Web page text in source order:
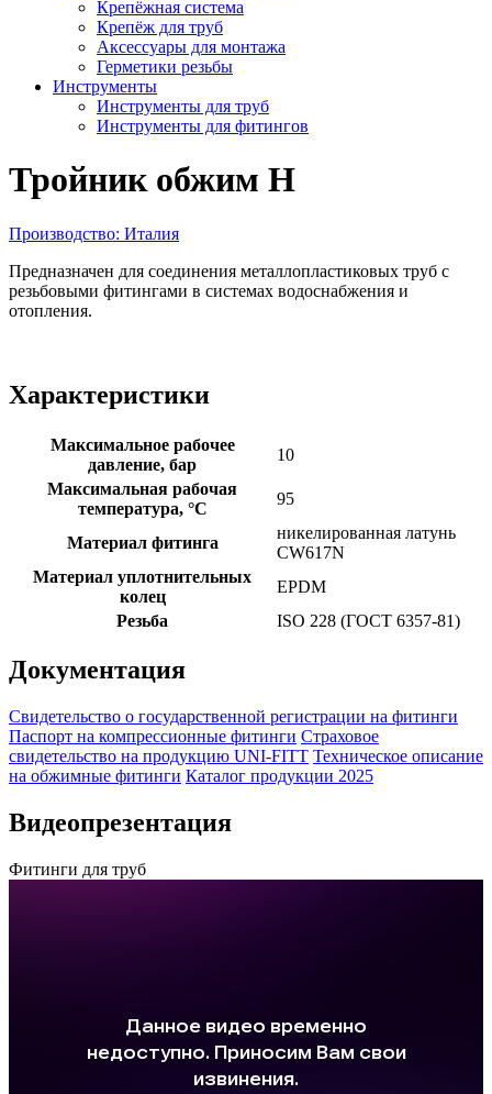
Крепёжная система
Крепёж для труб
Аксессуары для монтажа
Герметики резьбы
Инструменты
Инструменты для труб
Инструменты для фитингов
Тройник обжим Н
Производство: Италия
Предназначен для соединения металлопластиковых труб с
резьбовыми фитингами в системах водоснабжения и
отопления.
Характеристики
Максимальное рабочее
давление, бар
10
Максимальная рабочая
температура, °С
95
Материал фитинга
никелированная латунь
CW617N
Материал уплотнительных
колец
EPDM
Резьба
ISO 228 (ГОСТ 6357-81)
Документация
Свидетельство о государственной регистрации на фитинги
Паспорт на компрессионные фитинги Страховое
свидетельство на продукцию UNI-FITT Техническое описание
на обжимные фитинги Каталог продукции 2025
Видеопрезентация
Фитинги для труб